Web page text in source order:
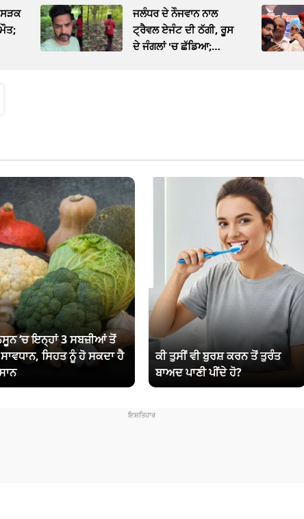
ਜਲੰਧਰ ਦੇ ਨੌਜਵਾਨ ਨਾਲ
ਟ੍ਰੈਵਲ ਏਜੰਟ ਦੀ ਠੱਗੀ, ਰੂਸ
ਦੇ ਜੰਗਲਾਂ 'ਚ ਛੱਡਿਆ;
‘ਚ ਇਨ੍ਹਾਂ 3 ਸਬਜ਼ੀਆਂ ਤੋਂ
ਸਿਹਤ ਨੂੰ ਹੋ ਸਕਦਾ ਹੈ
ਕੀ ਤੁਸੀਂ ਵੀ ਬੁਰਸ਼ ਕਰਨ ਤੋਂ ਤੁਰੰਤ
ਬਾਅਦ ਪਾਣੀ ਪੀਂਦੇ ਹੋ?